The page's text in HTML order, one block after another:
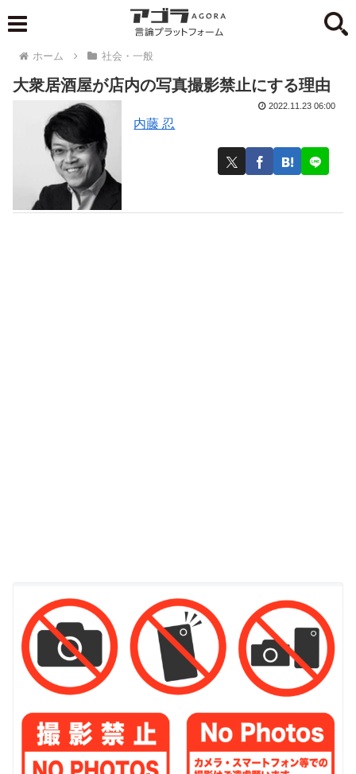
ホーム 社会・一般
大衆居酒屋が店内の写真撮影禁止にする理由
内藤 忍
2022.11.23 06:00